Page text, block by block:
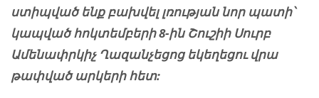
ստիպված ենք բախվել լռության նոր պատի՝
կապված հոկտեմբերի 8-ին Շուշիի Սուրբ
Ամենափրկիչ Ղազանչեցոց եկեղեցու վրա
թափված արկերի հետ: